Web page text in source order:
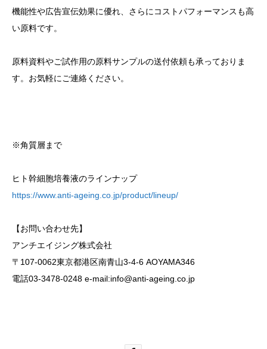
機能性や広告宣伝効果に優れ、さらにコストパフォーマンスも高
い原料です。
原料資料やご試作用の原料サンプルの送付依頼も承っておりま
す。お気軽にご連絡ください。
※角質層まで
ヒト幹細胞培養液のラインナップ
https://www.anti-ageing.co.jp/product/lineup/
【お問い合わせ先】
アンチエイジング株式会社
〒107-0062東京都港区南青山3-4-6 AOYAMA346
電話03-3478-0248 e-mail:info@anti-ageing.co.jp